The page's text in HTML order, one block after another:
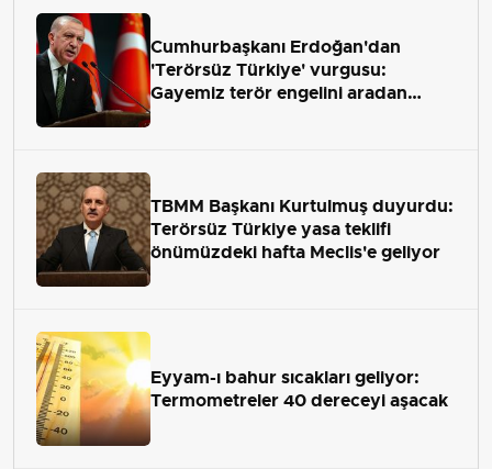
Cumhurbaşkanı Erdoğan'dan
'Terörsüz Türkiye' vurgusu:
Gayemiz terör engelini aradan
TBMM Başkanı Kurtulmuş duyurdu:
Terörsüz Türkiye yasa teklifi
önümüzdeki hafta Meclis'e geliyor
Eyyam-ı bahur sıcakları geliyor:
Termometreler 40 dereceyi aşacak